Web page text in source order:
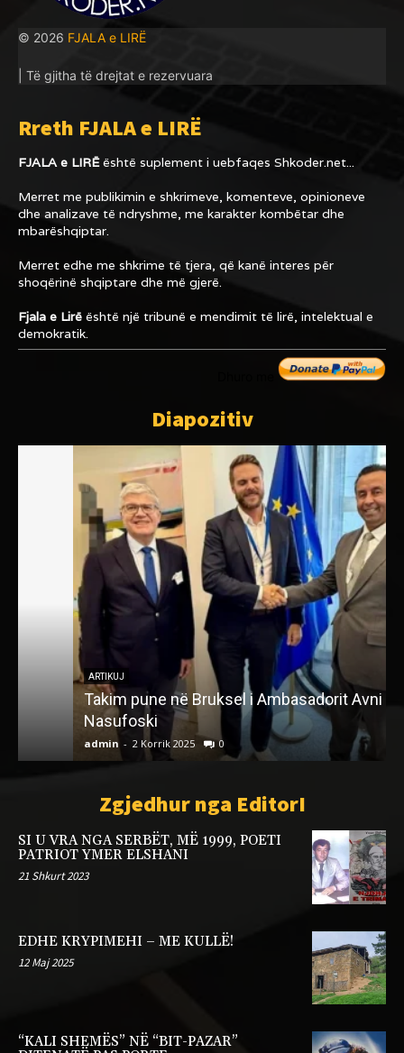
© 2026 FJALA e LIRË
| Të gjitha të drejtat e rezervuara
Rreth FJALA e LIRË
FJALA e LIRËështë suplement i uebfaqes Shkoder.net...
Merret me publikimin e shkrimeve, komenteve, opinioneve
dhe analizave të ndryshme, me karakter kombëtar dhe
mbarëshqiptar.
Merret edhe me shkrime të tjera, që kanë interes për
shoqërinë shqiptare dhe më gjerë.
Fjala e Lirë është një tribunë e mendimit të lirë, intelektual e
demokratik.
Diapozitiv
Takim pune në Bruksel i Ambasadorit Avni
Nasufoski
2 Korrik 2025 0
Zgjedhur nga EditorI
SI U VRA NGA SERBËT, MË 1999, POETI
PATRIOT YMER ELSHANI
21 Shkurt 2023
EDHE KRYPIMEHI – ME KULLË!
12 Maj 2025
“KALI SHEMËS” NË “BIT-PAZAR”